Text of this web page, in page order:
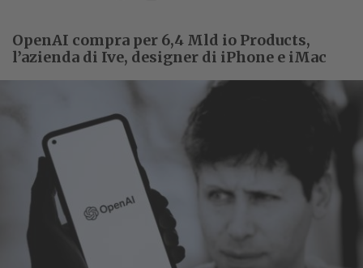
OpenAI compra per 6,4 Mld io Products,
l’azienda di Ive, designer di iPhone e iMac